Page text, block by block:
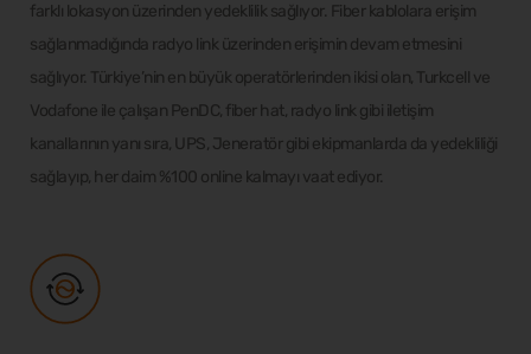
farklı lokasyon üzerinden yedeklilik sağlıyor. Fiber kablolara erişim
sağlanmadığında radyo link üzerinden erişimin devam etmesini
sağlıyor. Türkiye’nin en büyük operatörlerinden ikisi olan, Turkcell ve
Vodafone ile çalışan PenDC, fiber hat, radyo link gibi iletişim
kanallarının yanı sıra, UPS, Jeneratör gibi ekipmanlarda da yedekliliği
sağlayıp, her daim %100 online kalmayı vaat ediyor.